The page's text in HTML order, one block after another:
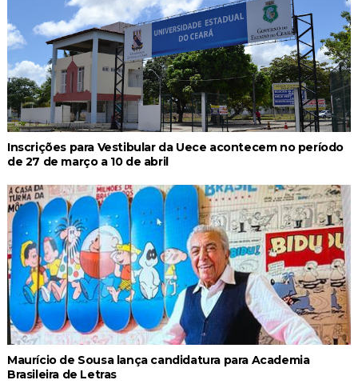
Inscrições para Vestibular da Uece acontecem no período
de 27 de março a 10 de abril
Maurício de Sousa lança candidatura para Academia
Brasileira de Letras